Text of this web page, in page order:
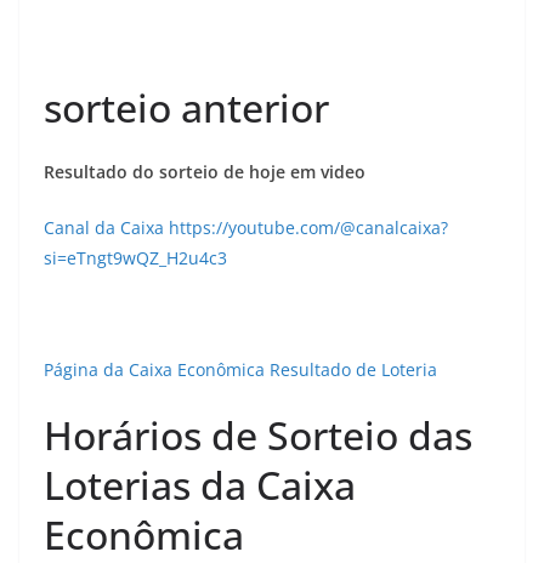
sorteio anterior
Resultado do sorteio de hoje em video
Canal da Caixa https://youtube.com/@canalcaixa?
si=eTngt9wQZ_H2u4c3
Página da Caixa Econômica Resultado de Loteria
Horários de Sorteio das
Loterias da Caixa
Econômica